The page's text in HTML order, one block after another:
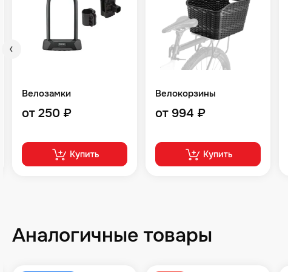
Велозамки
от 250 ₽
Купить
Велокорзины
от 994 ₽
Купить
Аналогичные товары